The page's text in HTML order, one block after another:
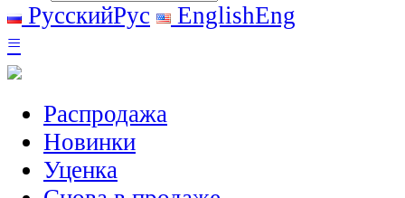
РусскийРус EnglishEng
≡
Распродажа
Новинки
Уценка